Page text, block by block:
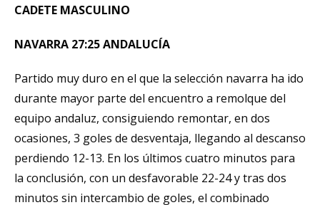
CADETE MASCULINO
NAVARRA 27:25 ANDALUCÍA
Partido muy duro en el que la selección navarra ha ido
durante mayor parte del encuentro a remolque del
equipo andaluz, consiguiendo remontar, en dos
ocasiones, 3 goles de desventaja, llegando al descanso
perdiendo 12-13. En los últimos cuatro minutos para
la conclusión, con un desfavorable 22-24 y tras dos
minutos sin intercambio de goles, el combinado